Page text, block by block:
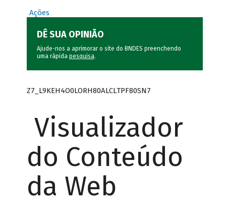
Ações
DÊ SUA OPINIÃO
Ajude-nos a aprimorar o site do BNDES preenchendo
uma rápida pesquisa.
Z7_L9KEH4O0LORH80ALCLTPF80SN7
Visualizador
do Conteúdo
da Web